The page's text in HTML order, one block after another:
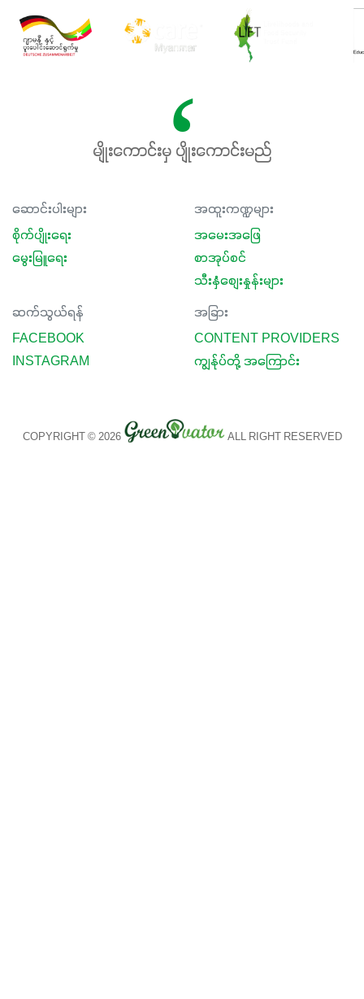
မျိုးကောင်းမှ ပျိုးကောင်းမည်
ဆောင်းပါးများ
စိုက်ပျိုးရေး
မွေးမြူရေး
အထူးကဏ္ဍများ
အမေးအဖြေ
စာအုပ်စင်
သီးနှံစျေးနှုန်းများ
ဆက်သွယ်ရန်
FACEBOOK
INSTAGRAM
အခြား
CONTENT PROVIDERS
ကျွန်ုပ်တို့ အကြောင်း
COPYRIGHT © 2026 ALL RIGHT RESERVED